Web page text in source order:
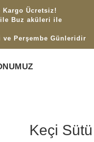
Ücretsiz!
Buz aküleri ile
ve Perşembe Günleridir
Keçi